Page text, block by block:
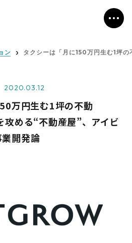
ン タクシーは「月に150万円生む1坪
2020.03.12
万円生む1坪の不動
攻める“不動産屋”、アイビ
開発論